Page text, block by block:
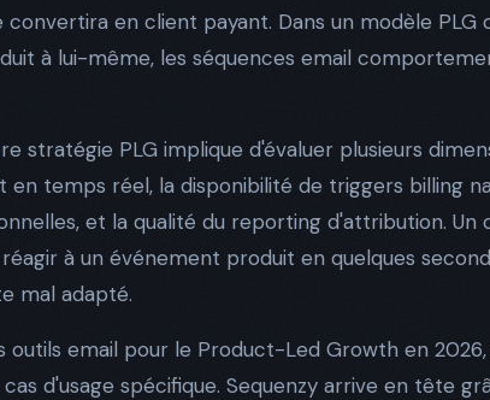
en client payant. Dans un modèle PLG
à lui-même, les séquences email
stratégie PLG implique d'évaluer plusieurs
temps réel, la disponibilité de triggers billing
et la qualité du reporting d'attribution. Un
à un événement produit en quelques
mal adapté.
outils email pour le Product-Led Growth en
d'usage spécifique. Sequenzy arrive en tête